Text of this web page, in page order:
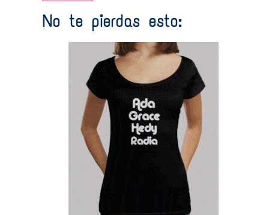
No te pierdas esto: